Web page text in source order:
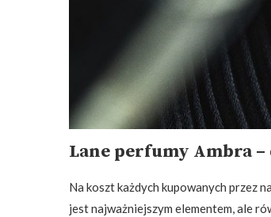
Lane perfumy Ambra
Na koszt każdych kupowanych przez
jest najważniejszym elementem, ale